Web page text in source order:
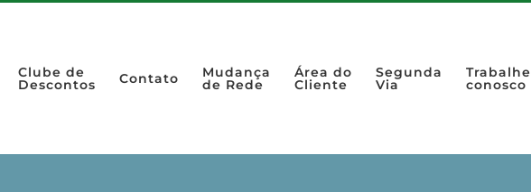
Clube de
Descontos Contato Mudança
de Rede
Área do
Cliente
Segunda
Via
Trabalhe
conosco